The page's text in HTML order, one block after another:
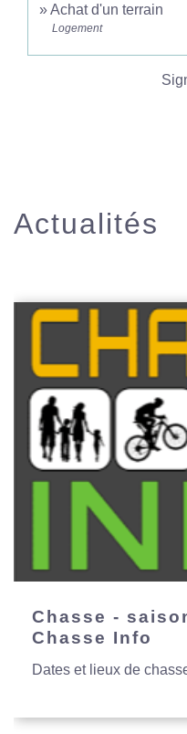
Achat d'un terrain
Logement
Actualités
Chasse -
Chasse Info
Dates et lieux de